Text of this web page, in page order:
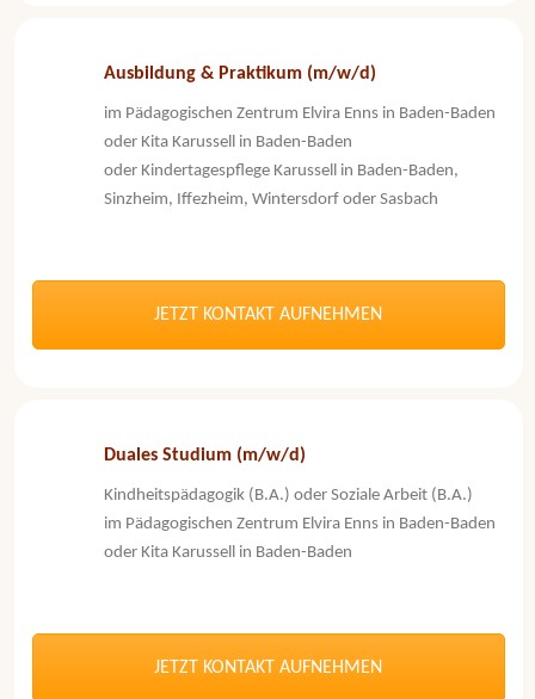
Ausbildung & Praktikum (m/w/d)
im Pädagogischen Zentrum Elvira Enns in Baden-Baden
oder Kita Karussell in Baden-Baden
oder Kindertagespflege Karussell in Baden-Baden,
Sinzheim, Iffezheim, Wintersdorf oder Sasbach
JETZT KONTAKT AUFNEHMEN
Duales Studium (m/w/d)
Kindheitspädagogik (B.A.) oder Soziale Arbeit (B.A.)
im Pädagogischen Zentrum Elvira Enns in Baden-Baden
oder Kita Karussell in Baden-Baden
JETZT KONTAKT AUFNEHMEN